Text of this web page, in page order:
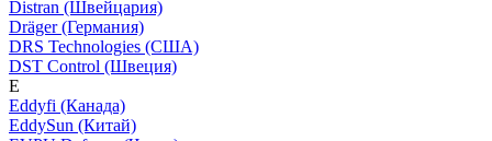
Distran (Швейцария)
Dräger (Германия)
DRS Technologies (США)
DST Control (Швеция)
E
Eddyfi (Канада)
EddySun (Китай)